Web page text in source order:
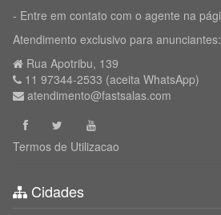
- Entre em contato com o agente na
Atendimento exclusivo para anunciantes:
Rua Apotribu, 139
11 97344-2533 (aceita WhatsApp)
atendimento@fastsalas.com
Termos de Utilizacao
Cidades